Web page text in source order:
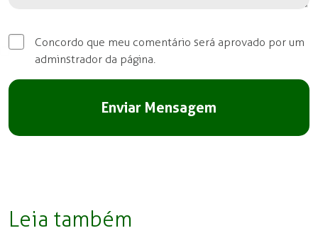
Concordo que meu comentário será aprovado por um
adminstrador da página.
Leia também